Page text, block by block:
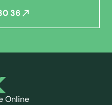
36
Online